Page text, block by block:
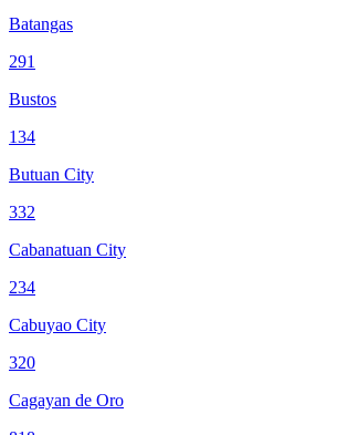
Batangas
291
Bustos
134
Butuan City
332
Cabanatuan City
234
Cabuyao City
320
Cagayan de Oro